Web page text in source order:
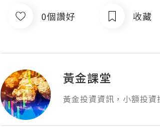
0個讚好 收藏
黃金課堂
黃金投資資訊，小額投資